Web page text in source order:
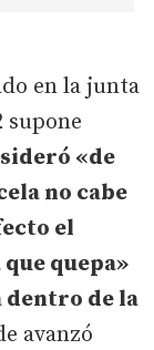
en la junta
supone
«de
no cabe
el
quepa»
dentro de la
avanzó